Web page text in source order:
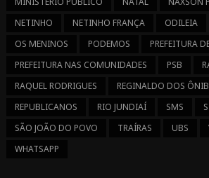
NETINHO
NETINHO FRANÇA ODILEIA
OS MENINOS
PODEMOS
PREFEITURA
PREFEITURA NAS COMUNIDADES
PSB
RAQUEL RODRIGUES
REGINALDO DOS
REPUBLICANOS
RIO JUNDIAÍ SMS
SÃO JOÃO DO POVO
TRAÍRAS UBS
WHATSAPP